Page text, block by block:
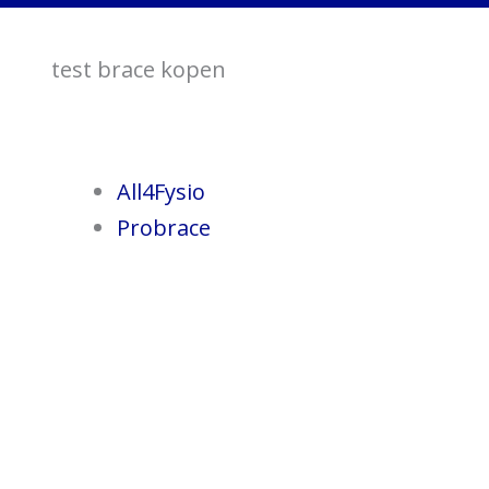
test brace kopen
All4Fysio
Probrace